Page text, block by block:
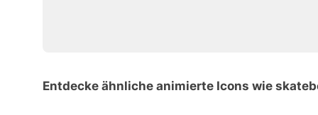
Entdecke ähnliche animierte Icons wie